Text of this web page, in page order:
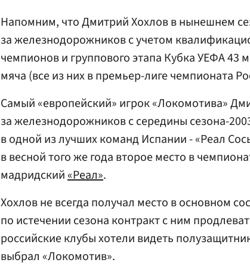
Напомним, что Дмитрий Хохлов в нынешнем
за железнодорожников с учетом
чемпионов и группового этапа КубкаУЕФА43
мяча (все из них в премьер-лиге чемпионата
Самый «европейский» игрок «Локомотива»
за железнодорожников с середины сезона-
в одной из лучших команд Испании - «Реал
в весной того же года второе место в
мадридский«Реал».
Хохлов не всегда получал место в основном
по истечении сезона контракт с ним
российские клубы хотели видеть
выбрал «Локомотив».